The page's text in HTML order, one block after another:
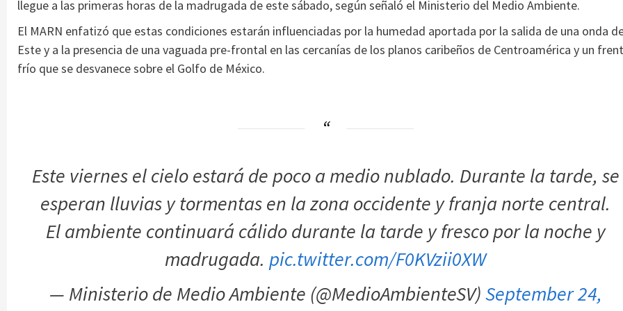
llegue a las primeras horas de la madrugada de este sábado, según señaló el Ministerio del Medio Ambiente.
El MARN enfatizó que estas condiciones estarán influenciadas por la humedad aportada por la salida de una onda
Este y a la presencia de una vaguada pre-frontal en las cercanías de los planos caribeños de Centroamérica y un
frío que se desvanece sobre el Golfo de México.
Este viernes el cielo estará de poco a medio nublado. Durante la tarde, se
esperan lluvias y tormentas en la zona occidente y franja norte central.
El ambiente continuará cálido durante la tarde y fresco por la noche y
madrugada. pic.twitter.com/F0KVzii0XW
— Ministerio de Medio Ambiente (@MedioAmbienteSV)September 24,